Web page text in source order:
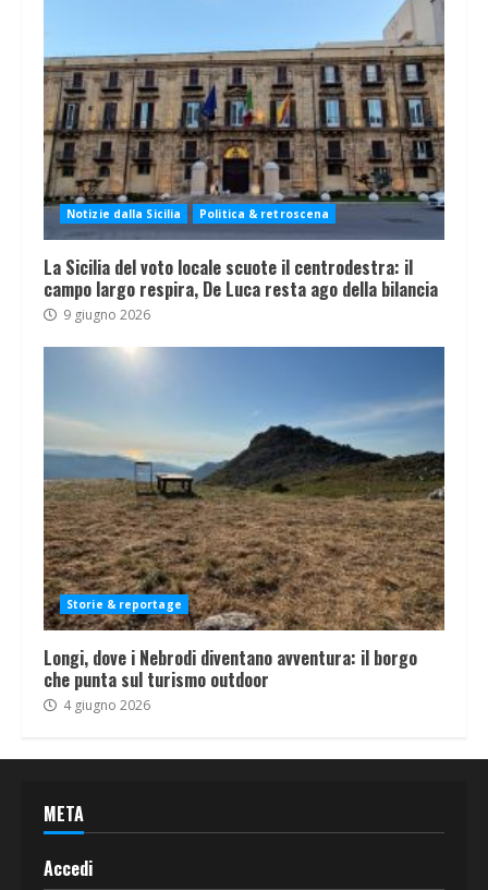
Notizie dalla Sicilia Politica & retroscena
La Sicilia del voto locale scuote il centrodestra: il
campo largo respira, De Luca resta ago della bilancia
9 giugno 2026
Storie & reportage
Longi, dove i Nebrodi diventano avventura: il borgo
che punta sul turismo outdoor
4 giugno 2026
META
Accedi